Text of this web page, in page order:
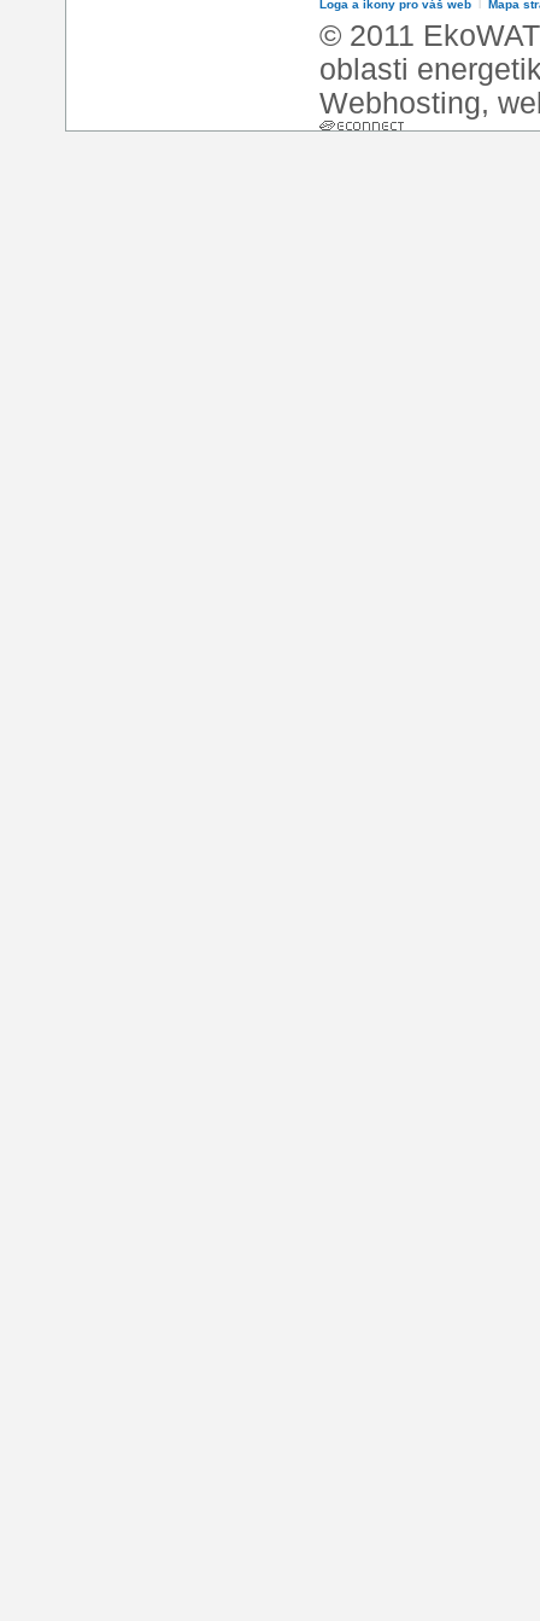
Loga a ikony pro váš web Mapa
© 2011
oblasti
Webhosting,